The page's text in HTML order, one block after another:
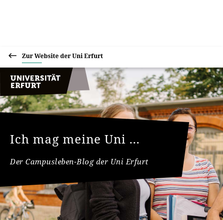
Zur Website der Uni Erfurt
Ich mag meine Uni ...
Der Campusleben-Blog der Uni Erfurt